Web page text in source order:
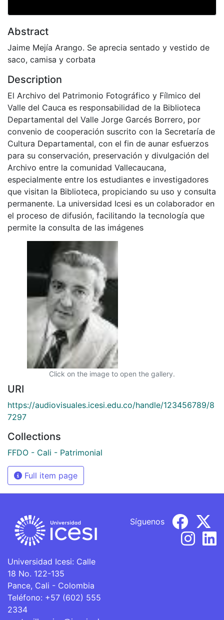
Abstract
Jaime Mejía Arango. Se aprecia sentado y vestido de
saco, camisa y corbata
Description
El Archivo del Patrimonio Fotográfico y Fílmico del
Valle del Cauca es responsabilidad de la Biblioteca
Departamental del Valle Jorge Garcés Borrero, por
convenio de cooperación suscrito con la Secretaría de
Cultura Departamental, con el fin de aunar esfuerzos
para su conservación, preservación y divulgación del
Archivo entre la comunidad Vallecaucana,
especialmente entre los estudiantes e investigadores
que visitan la Biblioteca, propiciando su uso y consulta
permanente. La universidad Icesi es un colaborador en
el proceso de difusión, facilitando la tecnología que
permite la consulta de las imágenes
Click on the image to open the gallery.
URI
https://audiovisuales.icesi.edu.co/handle/123456789/8
7297
Collections
FFDO - Cali - Patrimonial
Full item page
Universidad Icesi: Calle
18 No. 122-135
Pance, Cali - Colombia
Teléfono: +57 (602) 555
2334
Síguenos